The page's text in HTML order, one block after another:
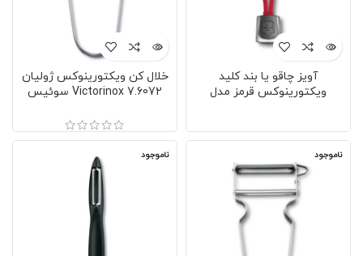
آویز چاقو یا بند کلید
ویکتورینوکس قرمز مدل
خلال کن ویکتورینوکس ژولیان
Victorinox 7.6072 سوئیس
ناموجود ناموجود